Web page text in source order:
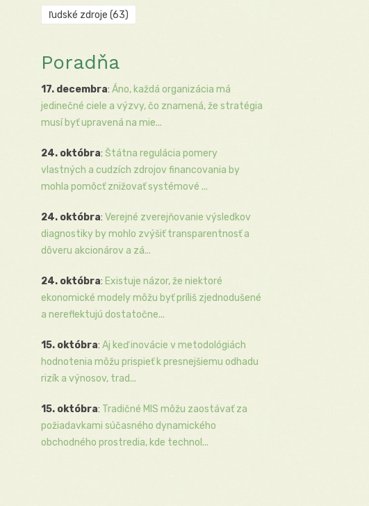
ľudské zdroje (63)
Poradňa
17. decembra: Áno, každá organizácia má
jedinečné ciele a výzvy, čo znamená, že stratégia
musí byť upravená na mie...
24. októbra: Štátna regulácia pomery
vlastných a cudzích zdrojov financovania by
mohla pomôcť znižovať systémové ...
24. októbra: Verejné zverejňovanie výsledkov
diagnostiky by mohlo zvýšiť transparentnosť a
dôveru akcionárov a zá...
24. októbra: Existuje názor, že niektoré
ekonomické modely môžu byť príliš zjednodušené
a nereflektujú dostatočne...
15. októbra: Aj keď inovácie v metodológiách
hodnotenia môžu prispieť k presnejšiemu odhadu
rizík a výnosov, trad...
15. októbra: Tradičné MIS môžu zaostávať za
požiadavkami súčasného dynamického
obchodného prostredia, kde technol...